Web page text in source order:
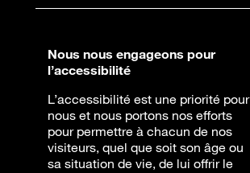
Nous nous engageons pour
l’accessibilité
L’accessibilité est une priorité pour
nous et nous portons nos efforts
pour permettre à chacun de nos
visiteurs, quel que soit son âge ou
sa situation de vie, de lui offrir le